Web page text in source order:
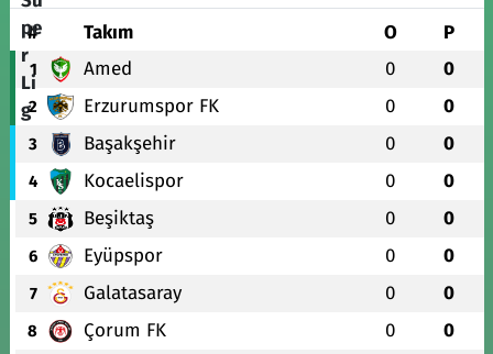
# Takım O P
1 Amed 0 0
2 Erzurumspor FK 0 0
3 Başakşehir 0 0
4 Kocaelispor 0 0
5 Beşiktaş 0 0
6 Eyüpspor 0 0
7 Galatasaray 0 0
8 Çorum FK 0 0